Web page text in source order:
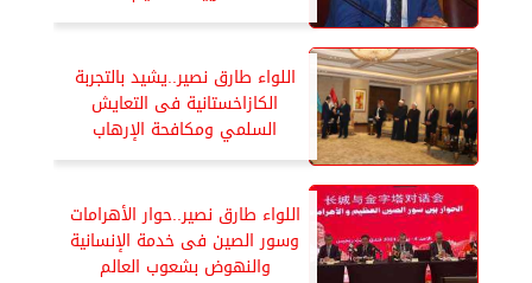
اللواء طارق نصير..يشيد بالتجربة
الكازاخستانية فى التعايش
السلمي ومكافحة الإرهاب
اللواء طارق نصير..حوار الأهرامات
وسور الصين فى خدمة الإنسانية
والنهوض بشعوب العالم